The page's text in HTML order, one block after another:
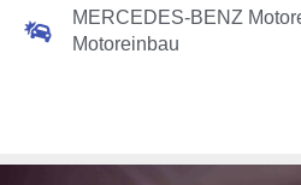
MERCEDES-BENZ
Motoreinbau